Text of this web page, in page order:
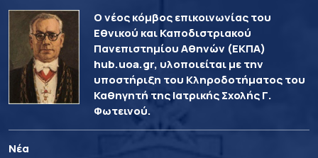
Ο νέος κόμβος επικοινωνίας του
Εθνικού και Καποδιστριακού
Πανεπιστημίου Αθηνών (ΕΚΠΑ)
hub.uoa.gr, υλοποιείται με την
υποστήριξη του Κληροδοτήματος του
Καθηγητή της Ιατρικής Σχολής Γ.
Φωτεινού.
Νέα